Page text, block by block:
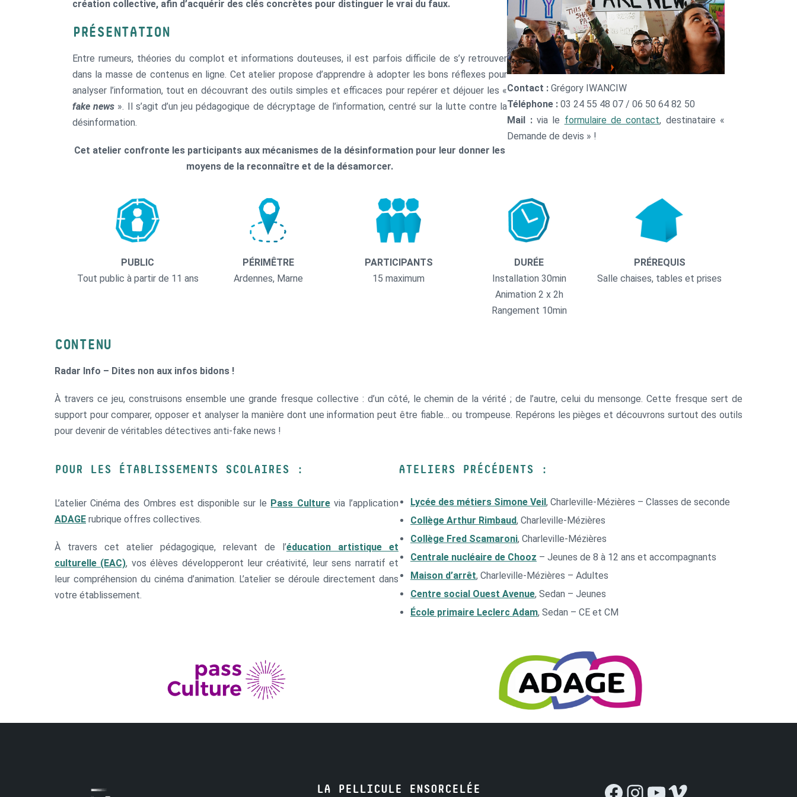
création collective, afin d’acquérir des clés concrètes pour distinguer le vrai du faux.
PRÉSENTATION
Entre rumeurs, théories du complot et informations douteuses, il est parfois difficile de s’y retrouver
dans la masse de contenus en ligne. Cet atelier propose d’apprendre à adopter les bons réflexes pour
analyser l’information, tout en découvrant des outils simples et efficaces pour repérer et déjouer les «
fake news ». Il s’agit d’un jeu pédagogique de décryptage de l’information, centré sur la lutte contre la
désinformation.
Cet atelier confronte les participants aux mécanismes de la désinformation pour leur donner les
moyens de la reconnaître et de la désamorcer.
Contact : Grégory IWANCIW
Téléphone : 03 24 55 48 07 / 06 50 64 82 50
Mail : via le formulaire de contact, destinataire «
Demande de devis » !
PUBLIC
Tout public à partir de 11 ans
PÉRIMÊTRE
Ardennes, Marne
PARTICIPANTS
15 maximum
DURÉE
Installation 30min
Animation 2 x 2h
Rangement 10min
PRÉREQUIS
Salle chaises, tables et prises
CONTENU
Radar Info – Dites non aux infos bidons !
À travers ce jeu, construisons ensemble une grande fresque collective : d’un côté, le chemin de la vérité ; de l’autre, celui du mensonge. Cette fresque sert de
support pour comparer, opposer et analyser la manière dont une information peut être fiable… ou trompeuse. Repérons les pièges et découvrons surtout des outils
pour devenir de véritables détectives anti-fake news !
POUR LES ÉTABLISSEMENTS SCOLAIRES :
L’atelier Cinéma des Ombres est disponible sur le Pass Culturevia l’application
ADAGE rubrique offres collectives.
À travers cet atelier pédagogique, relevant de l’éducation artistique et
culturelle (EAC), vos élèves développeront leur créativité, leur sens narratif et
leur compréhension du cinéma d’animation. L’atelier se déroule directement dans
votre établissement.
ATELIERS PRÉCÉDENTS :
Lycée des métiers Simone Veil, Charleville-Mézières – Classes de seconde
Collège Arthur Rimbaud, Charleville-Mézières
Collège Fred Scamaroni, Charleville-Mézières
Centrale nucléaire de Chooz – Jeunes de 8 à 12 ans et accompagnants
Maison d’arrêt, Charleville-Mézières – Adultes
Centre social Ouest Avenue, Sedan – Jeunes
École primaire Leclerc Adam, Sedan – CE et CM
LA PELLICULE ENSORCELÉE Facebook
Instagram
YouTube
Vimeo